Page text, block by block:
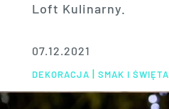
Loft Kulinarny.
07.12.2021
DEKORACJA | SMAK I ŚWIĘTA